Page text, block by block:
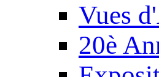
Vues
20è